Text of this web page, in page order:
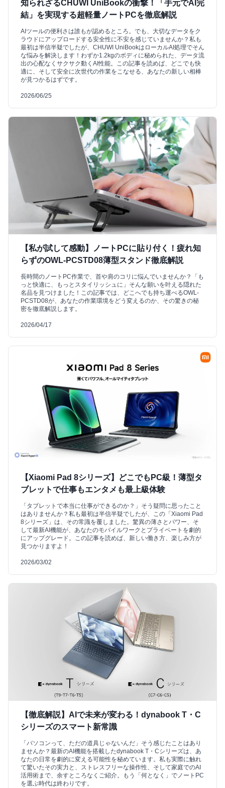
知られざるCHUWI UniBookの衝撃！「手元でAI完
結」を実現する超軽量ノートPCを徹底解説
AIツールの便利さは誰もが認めるところ。でも、大切なデータをク
ラウドにアップロードする安全性に不安を感じていませんか？私も
最初は半信半疑でしたが、CHUWI UniBookはローカルAI処理でそん
な悩みを解決します！わずか1.2kgのボディに秘められた、データ流
出の心配なくサクサク動くAI性能。この記事を読めば、どこでも快
適に、そして安全に次世代の作業をこなせる、あなたの新しい相棒
が見つかるはずです。
2026/06/25
【私が試して感動】ノートPCに貼り付く！疲れ知
らずのOWL-PCSTD08薄型スタンド徹底解説
長時間のノートPC作業で、首や肩のコリに悩んでいませんか？「も
っと快適に、もっとスタイリッシュに」そんな願いを叶える隠れた
名品を見つけました！この記事では、どこへでも持ち運べるOWL-
PCSTD08が、あなたの作業環境をどう変えるのか、その驚きの秘
密を徹底解説します。
2026/04/17
【Xiaomi Pad 8シリーズ】どこでもPC級！薄型タ
ブレットで仕事もエンタメも最上級体験
「タブレットで本当に仕事ができるのか？」そう疑問に思ったこと
はありませんか？私も最初は半信半疑でしたが、この「Xiaomi Pad
8シリーズ」は、その常識を覆しました。驚異の薄さとパワー、そ
して最新AI機能が、あなたのモバイルワークとプライベートを劇的
にアップグレード。この記事を読めば、新しい働き方、楽しみ方が
見つかりますよ！
2026/03/02
【徹底解説】AIで未来が変わる！dynabook T・C
シリーズのスマート新常識
「パソコンって、ただの道具じゃないんだ」そう感じたことはあり
ませんか？最新のAI機能を搭載したdynabook T・Cシリーズは、あ
なたの日常を劇的に変える可能性を秘めています。私も実際に触れ
て驚いたその実力と、ストレスフリーな操作性、そして家庭でのAI
活用術まで、余すところなくご紹介。もう「何となく」でノートPC
を選ぶ時代は終わりです。